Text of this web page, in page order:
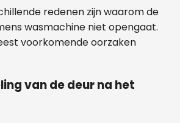
redenen zijn waarom de
wasmachine niet opengaat.
voorkomende oorzaken
van de deur na het